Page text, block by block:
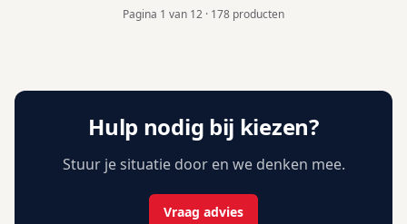
Pagina 1 van 12 · 178 producten
Hulp nodig bij kiezen?
Stuur je situatie door en we denken mee.
Vraag advies